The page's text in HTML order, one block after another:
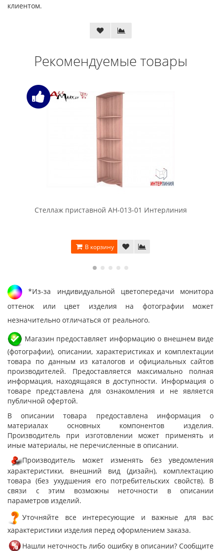
клиентом.
Рекомендуемые товары
Стеллаж приставной АН-013-01 Интерлиния
В корзину
*Из-за индивидуальной цветопередачи монитора
оттенок или цвет изделия на фотографии может
незначительно отличаться от реального.
Магазин предоставляет информацию о внешнем виде
(фотографии), описании, характеристиках и комплектации
товара по данным из каталогов и официальных сайтов
производителей. Предоставляется максимально полная
информация, находящаяся в доступности. Информация о
товаре представлена для ознакомления и не является
публичной офертой.
В описании товара предоставлена информация о
материалах основных компонентов изделия.
Производитель при изготовлении может применять и
иные материалы, не перечисленные в описании.
Производитель может изменять без уведомления
характеристики, внешний вид (дизайн), комплектацию
товара (без ухудшения его потребительских свойств). В
связи с этим возможны неточности в описании
параметров изделий.
Уточняйте все интересующие и важные для вас
характеристики изделия перед оформлением заказа.
Нашли неточность либо ошибку в описании? Сообщите